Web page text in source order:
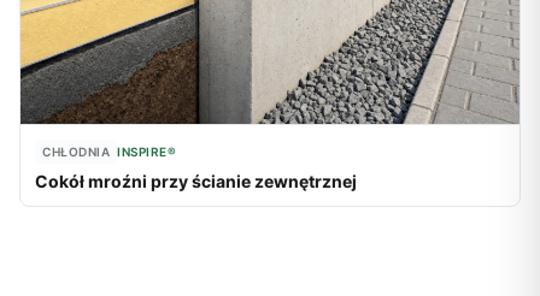
CHŁODNIA INSPIRE®
Cokół mroźni przy ścianie zewnętrznej